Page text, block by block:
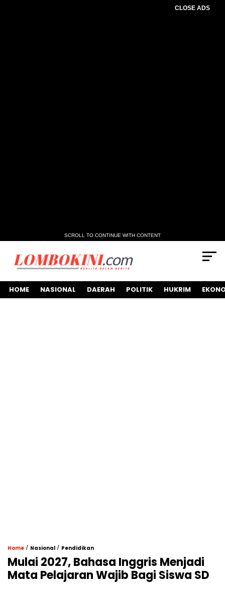
CLOSE ADS
SCROLL TO CONTINUE WITH CONTENT
HOME NASIONAL DAERAH POLITIK HUKRIM
Home / Nasional / Pendidikan
Mulai 2027, Bahasa Inggris Menjadi
Mata Pelajaran Wajib Bagi Siswa SD